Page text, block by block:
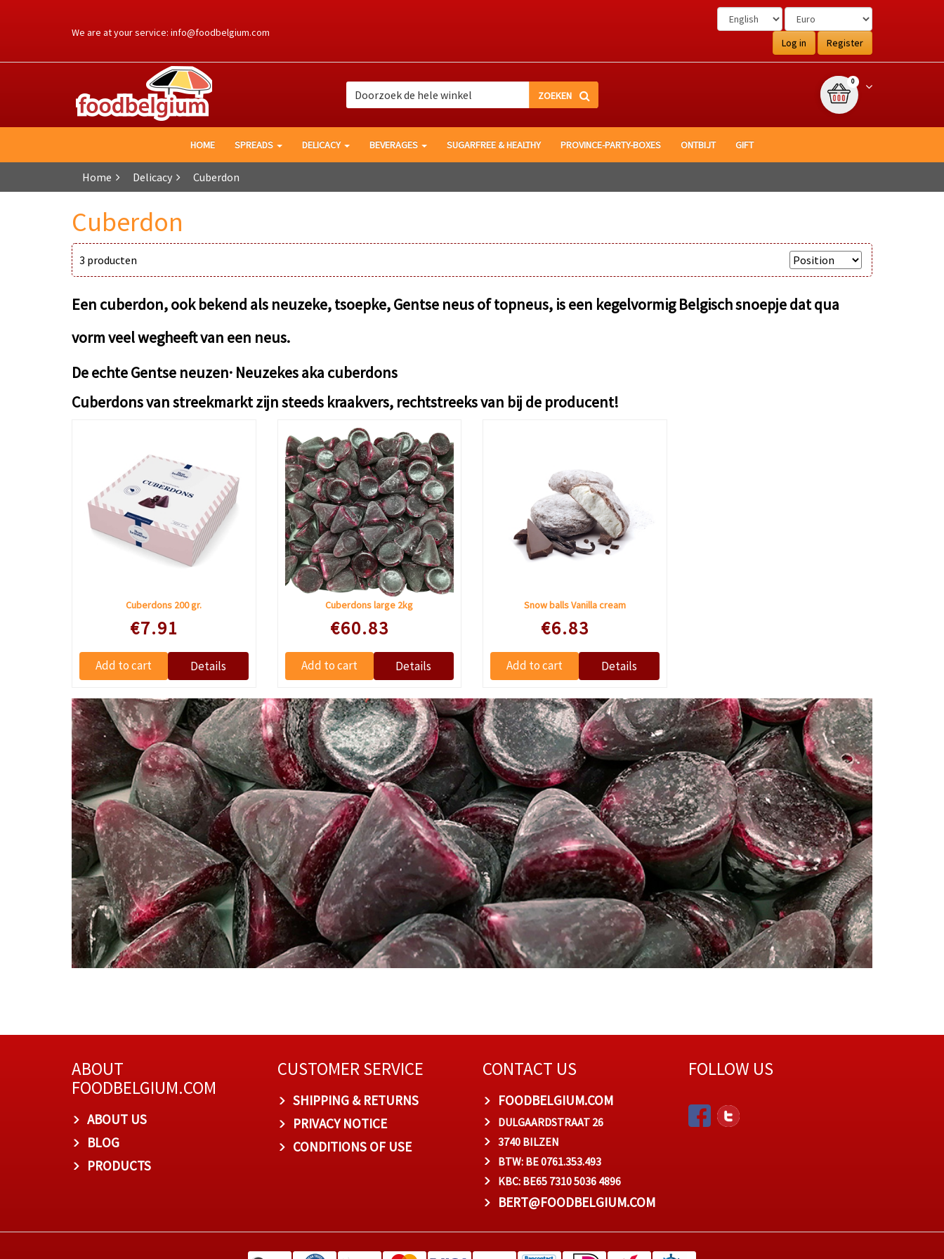
de
We are at your service: info@foodbelgium.com
Log in
Register
Search
Search
Winkelwagen
0{0} item(s)
HOME SPREADS DELICACY BEVERAGES SUGARFREE & HEALTHY PROVINCE-PARTY-BOXES ONTBIJT GIFT
Home Delicacy Cuberdon
Cuberdon
3 producten
Een cuberdon, ook bekend als neuzeke, tsoepke, Gentse neus of topneus, is een kegelvormig Belgisch snoepje dat qua
vorm veel wegheeft van een neus.
De echte Gentse neuzen· Neuzekes aka cuberdons
Cuberdons van streekmarkt zijn steeds kraakvers, rechtstreeks van bij de producent!
Cuberdons 200 gr.
€7.91
Cuberdons large 2kg
€60.83
Snow balls Vanilla cream
€6.83
ABOUT
FOODBELGIUM.COM
ABOUT US
BLOG
PRODUCTS
CUSTOMER SERVICE
SHIPPING & RETURNS
PRIVACY NOTICE
CONDITIONS OF USE
CONTACT US
FOODBELGIUM.COM
DULGAARDSTRAAT 26
3740 BILZEN
BTW: BE 0761.353.493
KBC: BE65 7310 5036 4896
BERT@FOODBELGIUM.COM
FOLLOW US